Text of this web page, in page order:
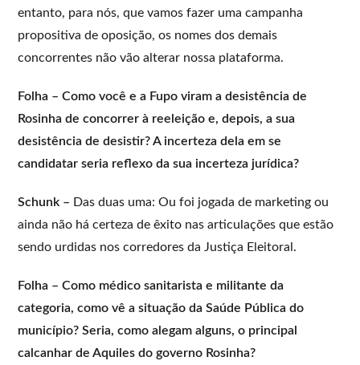
entanto, para nós, que vamos fazer uma campanha
propositiva de oposição, os nomes dos demais
concorrentes não vão alterar nossa plataforma.
Folha – Como você e a Fupo viram a desistência de
Rosinha de concorrer à reeleição e, depois, a sua
desistência de desistir? A incerteza dela em se
candidatar seria reflexo da sua incerteza jurídica?
Schunk – Das duas uma: Ou foi jogada de marketing ou
ainda não há certeza de êxito nas articulações que estão
sendo urdidas nos corredores da Justiça Eleitoral.
Folha – Como médico sanitarista e militante da
categoria, como vê a situação da Saúde Pública do
município? Seria, como alegam alguns, o principal
calcanhar de Aquiles do governo Rosinha?